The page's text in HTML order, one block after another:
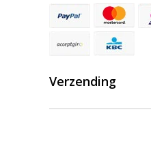
Verzending